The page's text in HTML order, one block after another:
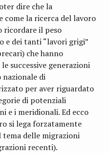
dire che la
come la ricerca del lavoro
ricordare il peso
e dei tanti “lavori grigi”
che hanno
successive generazioni
di
per aver riguardato
di potenziali
e i meridionali. Ed ecco
si lega forzatamente
tema delle migrazioni
recenti).